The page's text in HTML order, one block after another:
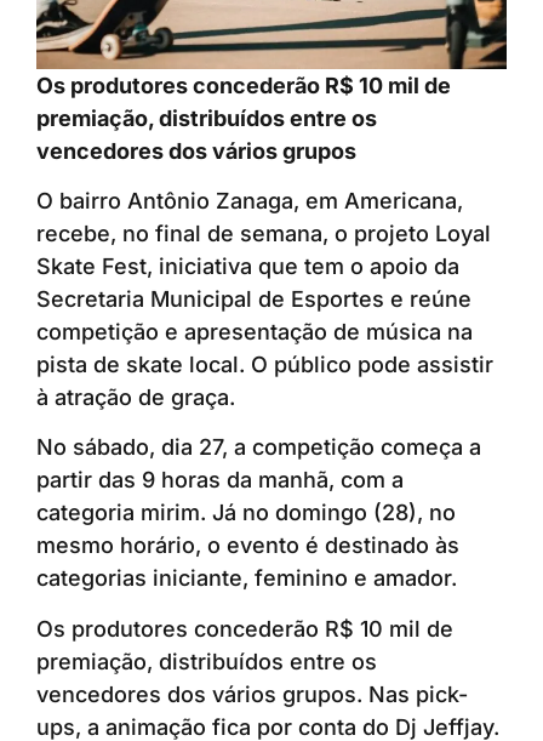
Os produtores concederão R$ 10 mil de
premiação, distribuídos entre os
vencedores dos vários grupos
O bairro Antônio Zanaga, em Americana,
recebe, no final de semana, o projeto Loyal
Skate Fest, iniciativa que tem o apoio da
Secretaria Municipal de Esportes e reúne
competição e apresentação de música na
pista de skate local. O público pode assistir
à atração de graça.
No sábado, dia 27, a competição começa a
partir das 9 horas da manhã, com a
categoria mirim. Já no domingo (28), no
mesmo horário, o evento é destinado às
categorias iniciante, feminino e amador.
Os produtores concederão R$ 10 mil de
premiação, distribuídos entre os
vencedores dos vários grupos. Nas pick-
ups, a animação fica por conta do Dj Jeffjay.